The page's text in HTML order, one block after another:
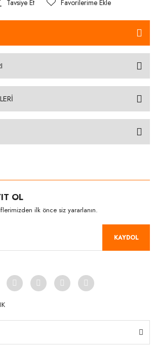
Tavsiye Et
OL
ilk önce siz yararlanın.
KAYDOL